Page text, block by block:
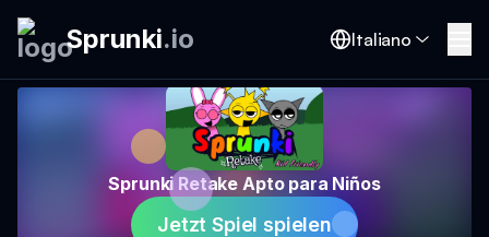
Sprunki.io Italiano
Sprunki Retake Apto para Niños
Jetzt Spiel spielen